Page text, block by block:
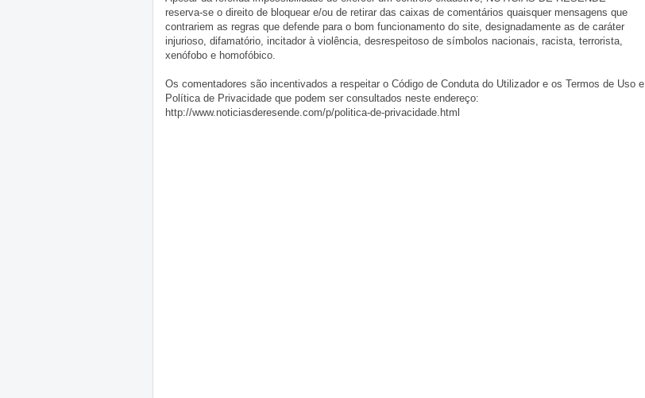
reserva-se o direito de bloquear e/ou de retirar das caixas de comentários quaisquer mensagens que
contrariem as regras que defende para o bom funcionamento do site, designadamente as de caráter
injurioso, difamatório, incitador à violência, desrespeitoso de símbolos nacionais, racista, terrorista,
xenófobo e homofóbico.
Os comentadores são incentivados a respeitar o Código de Conduta do Utilizador e os Termos de Uso e
Política de Privacidade que podem ser consultados neste endereço:
http://www.noticiasderesende.com/p/politica-de-privacidade.html